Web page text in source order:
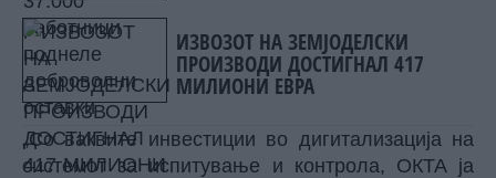
ИЗВОЗОТ НА ЗЕМЈОДЕЛСКИ
ПРОИЗВОДИ ДОСТИГНАЛ 417
МИЛИОНИ ЕВРА
„Со ваквите инвестиции во дигитализација на
системот за испитување и контрола, ОКТА ја